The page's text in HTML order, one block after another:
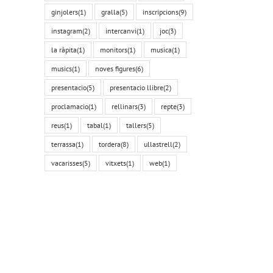
ginjolers(1) gralla(5) inscripcions(9)
instagram(2) intercanvi(1) joc(3)
la ràpita(1) monitors(1) musica(1)
musics(1) noves figures(6)
presentacio(5) presentacio llibre(2)
proclamacio(1) rellinars(3) repte(3)
reus(1) tabal(1) tallers(5)
terrassa(1) tordera(8) ullastrell(2)
vacarisses(5) vitxets(1) web(1)